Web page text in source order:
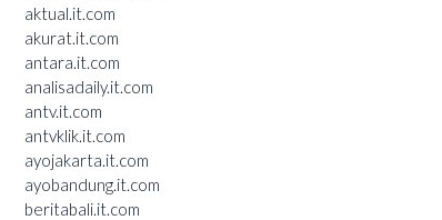
aktual.it.com
akurat.it.com
antara.it.com
analisadaily.it.com
antv.it.com
antvklik.it.com
ayojakarta.it.com
ayobandung.it.com
beritabali.it.com